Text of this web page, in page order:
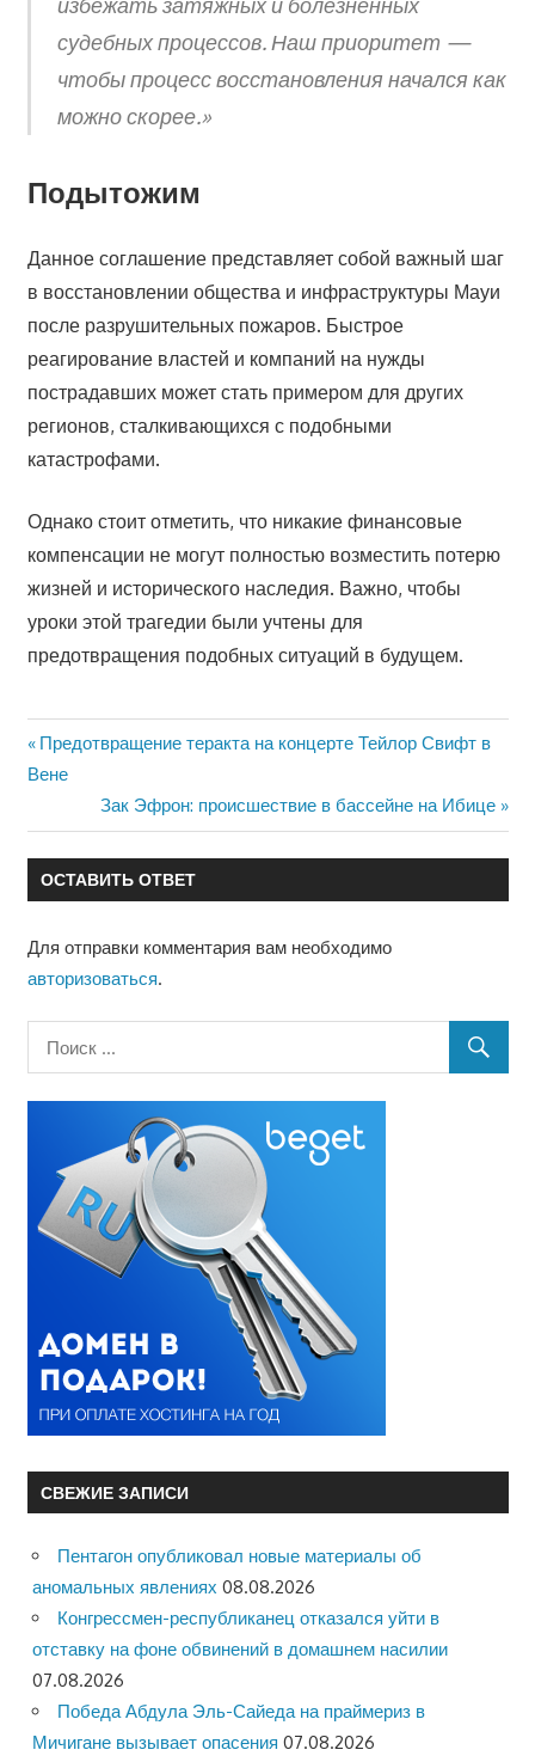
судебных процессов. Наш приоритет —
чтобы процесс восстановления начался как
можно скорее.»
Подытожим
Данное соглашение представляет собой важный шаг
в восстановлении общества и инфраструктуры Мауи
после разрушительных пожаров. Быстрое
реагирование властей и компаний на нужды
пострадавших может стать примером для других
регионов, сталкивающихся с подобными
катастрофами.
Однако стоит отметить, что никакие финансовые
компенсации не могут полностью возместить потерю
жизней и исторического наследия. Важно, чтобы
уроки этой трагедии были учтены для
предотвращения подобных ситуаций в будущем.
Навигация
записям
Предыдущая
запись:
Предотвращение теракта на концерте Тейлор Свифт в
Вене
Следующая
запись:
Зак Эфрон: происшествие в бассейне на Ибице
ОСТАВИТЬ ОТВЕТ
Для отправки комментария вам необходимо
авторизоваться.
СВЕЖИЕ ЗАПИСИ
Пентагон опубликовал новые материалы об
аномальных явлениях 08.08.2026
Конгрессмен-республиканец отказался уйти в
отставку на фоне обвинений в домашнем насилии
07.08.2026
Победа Абдула Эль-Сайеда на праймериз в
Мичигане вызывает опасения 07.08.2026